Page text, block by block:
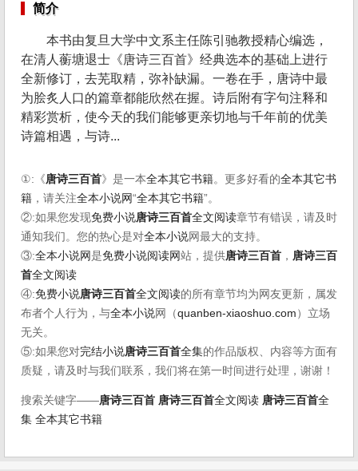
简介
本书由复旦大学中文系主任陈引驰教授精心编选，
在清人蘅塘退士《唐诗三百首》经典选本的基础上进行
全新修订，去芜取精，弥补缺漏。一卷在手，唐诗中最
为脍炙人口的篇章都能欣然在握。诗后附有字句注释和
精彩赏析，使今天的我们能够更亲切地与千年前的优美
诗篇相遇，与诗...
①:《唐诗三百首》是一本全本其它书籍。更多好看的全本其它书
籍 ，请关注全本小说网“全本其它书籍”。
②:如果您发现免费小说唐诗三百首全文阅读章节有错误，请及时
通知我们。您的热心是对全本小说网最大的支持。
③:全本小说网是免费小说阅读网站，提供唐诗三百首 ， 唐诗三百
首全文阅读
④:免费小说唐诗三百首全文阅读的所有章节均为网友更新，属发
布者个人行为，与全本小说网（quanben-xiaoshuo.com ）立场
无关。
⑤:如果您对完结小说唐诗三百首全集的作品版权、内容等方面有
质疑，请及时与我们联系，我们将在第一时间进行处理，谢谢！
搜索关键字——唐诗三百首 唐诗三百首全文阅读 唐诗三百首全
集 全本其它书籍